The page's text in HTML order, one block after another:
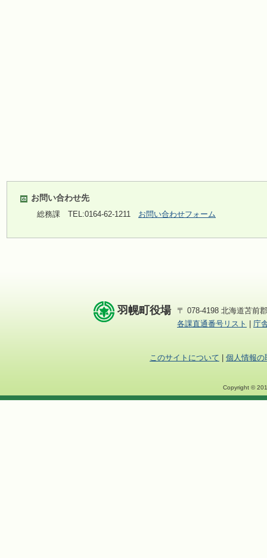
お問い合わせ先
総務課 TEL:0164-62-1211 お問い合わせフォーム
羽幌町役場
〒 078-4198 北海道苫前
各課直通番号リスト
庁
このサイトについて 個人情報の
Copyright ©